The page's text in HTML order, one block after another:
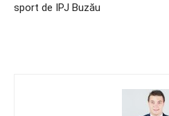
sport de IPJ Buzău